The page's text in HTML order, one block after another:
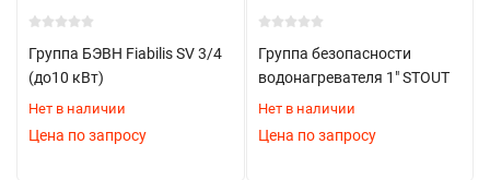
Размер резьбы : обычно 1/2" или 3/4"
Материал корпуса: латунь/нержавеющая сталь
Преимущества использования
Группа БЭВН Fiabilis SV 3/4
(до10 кВт)
Нет в наличии
Цена по запросу
Группа безопасности
водонагревателя 1" STOUT
Нет в наличии
Цена по запросу